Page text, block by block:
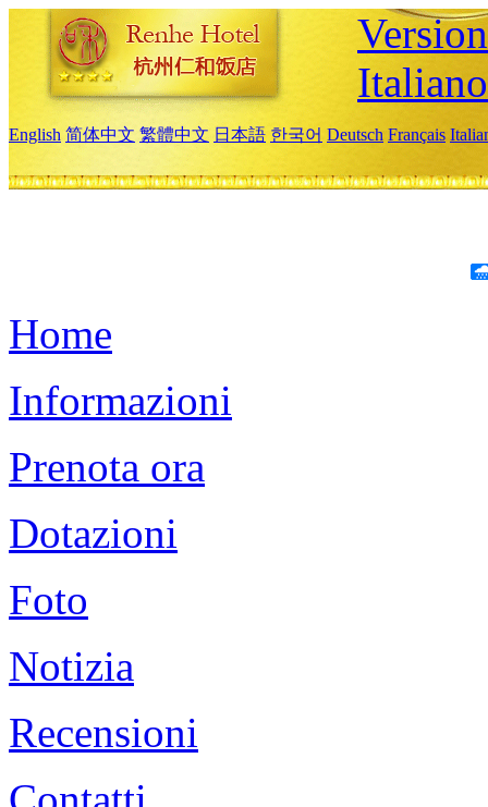
Italiano
English 简体中文 繁體中文 日本語 한국어 Deutsch Français
Home
Informazioni
Prenota ora
Dotazioni
Foto
Notizia
Recensioni